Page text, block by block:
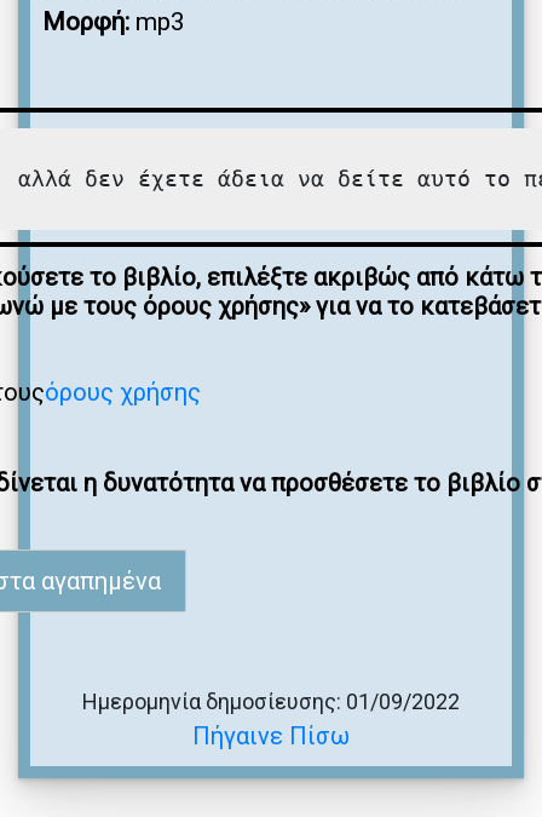
Μορφή: mp3
αλλά δεν έχετε άδεια να δείτε αυτό το
το βιβλίο, επιλέξτε ακριβώς από κάτω
με τους όρους χρήσης» για να το
όρους χρήσης
η δυνατότητα να προσθέσετε το βιβλίο
αγαπημένα
Πήγαινε Πίσω
Ημερομηνία δημοσίευσης: 01/09/2022